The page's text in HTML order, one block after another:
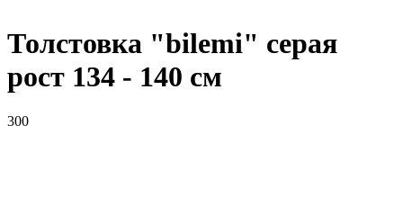
Толстовка "bilemi" серая
рост 134 - 140 см
300